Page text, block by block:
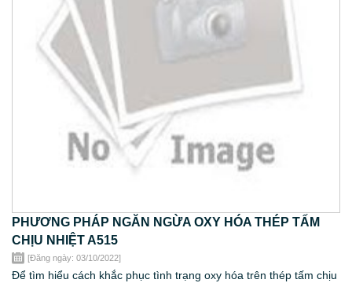
PHƯƠNG PHÁP NGĂN NGỪA OXY HÓA THÉP TẤM
CHỊU NHIỆT A515
[Đăng ngày: 03/10/2022]
Để tìm hiểu cách khắc phục tình trạng oxy hóa trên thép tấm chịu